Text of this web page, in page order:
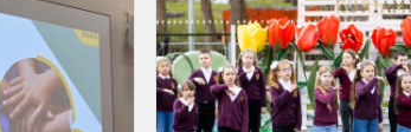
patirties
sklaida
tarptautinėje
konferencijoje